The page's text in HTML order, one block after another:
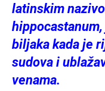
latinskim
biljaka kada je
sudova i
venama.